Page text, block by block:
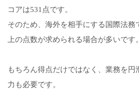
コアは531点です。
そのため、海外を相手にする国際法務
上の点数が求められる場合が多いです。
もちろん得点だけではなく、業務を
力も必要です。